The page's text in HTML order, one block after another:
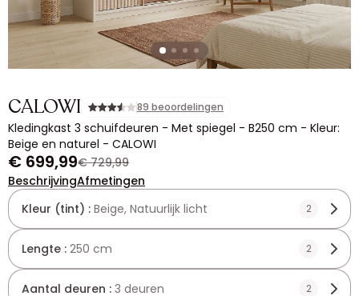
CALOWI 89 beoordelingen
Kledingkast 3 schuifdeuren - Met spiegel - B250 cm - Kleur:
Beige en naturel - CALOWI
€ 699,99€ 729,99
BeschrijvingAfmetingen
Kleur (tint) : Beige, Natuurlijk licht 2
Lengte : 250 cm 2
Aantal deuren : 3 deuren 2